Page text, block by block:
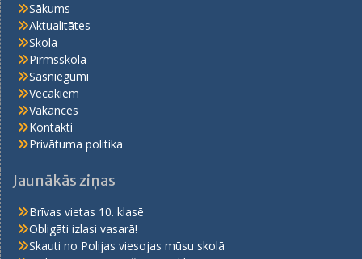
Sākums
Aktualitātes
Skola
Pirmsskola
Sasniegumi
Vecākiem
Vakances
Kontakti
Privātuma politika
Jaunākās ziņas
Brīvas vietas 10. klasē
Obligāti izlasi vasarā!
Skauti no Polijas viesojas mūsu skolā